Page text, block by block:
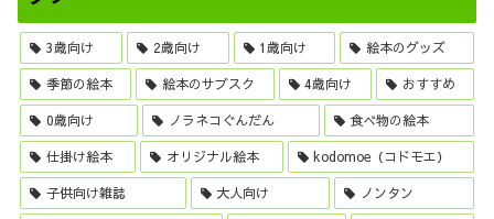
3歳向け 2歳向け 1歳向け 絵本のグッズ
季節の絵本 絵本のサブスク 4歳向け おすすめ
0歳向け ノラネコぐんだん 食べ物の絵本
仕掛け絵本 オリジナル絵本 kodomoe（コドモエ）
子供向け雑誌 大人向け ノンタン